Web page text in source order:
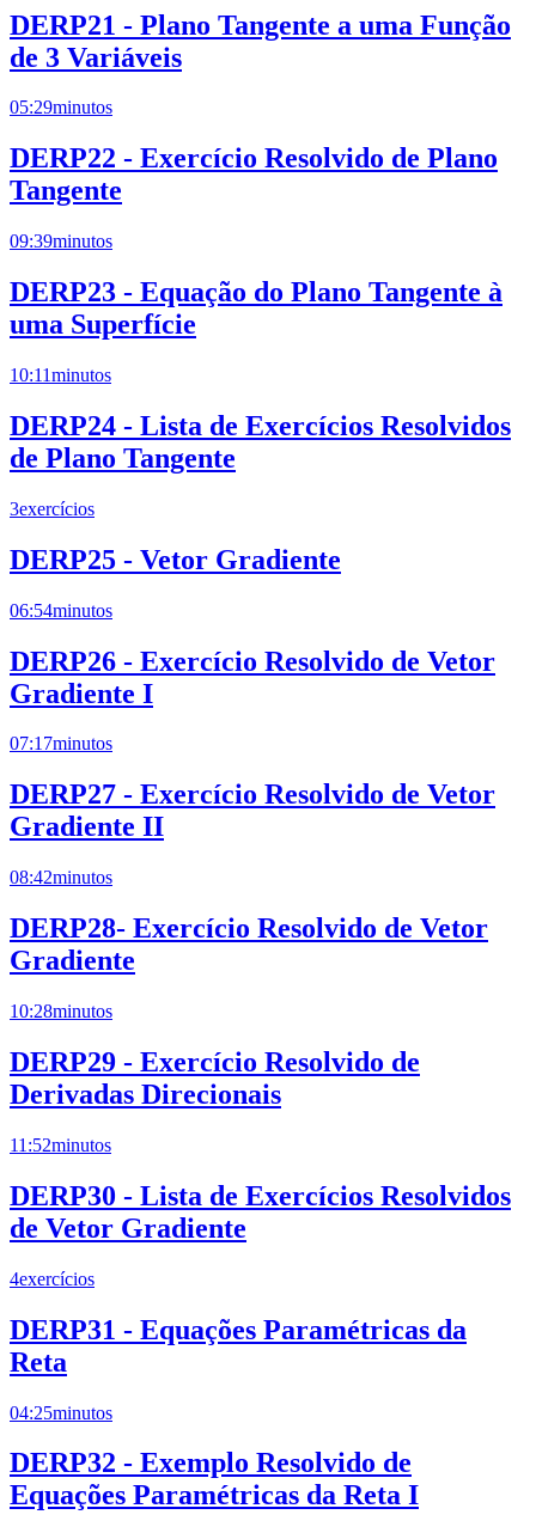
DERP21 - Plano Tangente a uma Função
de 3 Variáveis
05:29minutos
DERP22 - Exercício Resolvido de Plano
Tangente
09:39minutos
DERP23 - Equação do Plano Tangente à
uma Superfície
10:11minutos
DERP24 - Lista de Exercícios Resolvidos
de Plano Tangente
3exercícios
DERP25 - Vetor Gradiente
06:54minutos
DERP26 - Exercício Resolvido de Vetor
Gradiente I
07:17minutos
DERP27 - Exercício Resolvido de Vetor
Gradiente II
08:42minutos
DERP28- Exercício Resolvido de Vetor
Gradiente
10:28minutos
DERP29 - Exercício Resolvido de
Derivadas Direcionais
11:52minutos
DERP30 - Lista de Exercícios Resolvidos
de Vetor Gradiente
4exercícios
DERP31 - Equações Paramétricas da
Reta
04:25minutos
DERP32 - Exemplo Resolvido de
Equações Paramétricas da Reta I